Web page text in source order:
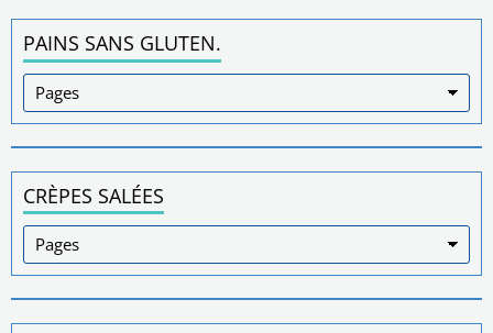
PAINS SANS GLUTEN.
CRÈPES SALÉES